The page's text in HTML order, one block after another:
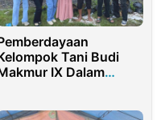
Tani Budi
IX Dalam